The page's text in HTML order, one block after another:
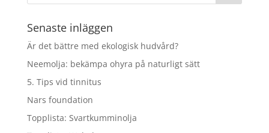
Senaste inläggen
Är det bättre med ekologisk hudvård?
Neemolja: bekämpa ohyra på naturligt sätt
5. Tips vid tinnitus
Nars foundation
Topplista: Svartkumminolja